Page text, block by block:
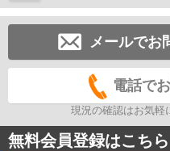
メールでお
電話で
現況の確認はお気軽
無料会員登録はこちら